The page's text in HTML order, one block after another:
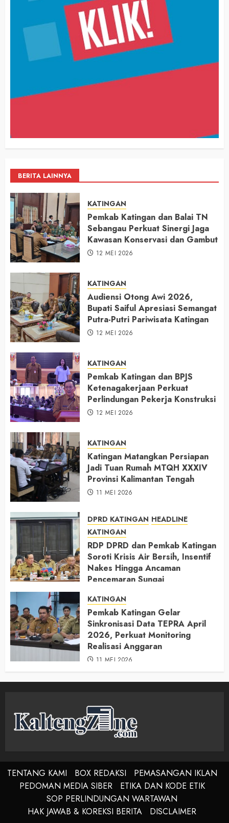
BERITA LAINNYA
KATINGAN
Pemkab Katingan dan Balai TN
Sebangau Perkuat Sinergi Jaga
Kawasan Konservasi dan Gambut
12 MEI 2026
KATINGAN
Audiensi Otong Awi 2026,
Bupati Saiful Apresiasi Semangat
Putra-Putri Pariwisata Katingan
12 MEI 2026
KATINGAN
Pemkab Katingan dan BPJS
Ketenagakerjaan Perkuat
Perlindungan Pekerja Konstruksi
12 MEI 2026
KATINGAN
Katingan Matangkan Persiapan
Jadi Tuan Rumah MTQH XXXIV
Provinsi Kalimantan Tengah
11 MEI 2026
DPRD KATINGAN HEADLINE
KATINGAN
RDP DPRD dan Pemkab Katingan
Soroti Krisis Air Bersih, Insentif
Nakes Hingga Ancaman
Pencemaran Sungai
KATINGAN
Pemkab Katingan Gelar
Sinkronisasi Data TEPRA April
2026, Perkuat Monitoring
Realisasi Anggaran
11 MEI 2026
TENTANG KAMI BOX REDAKSI
PEMASANGAN IKLAN
PEDOMAN MEDIA SIBER
ETIKA DAN KODE ETIK
SOP PERLINDUNGAN WARTAWAN
HAK JAWAB & KOREKSI BERITA
DISCLAIMER